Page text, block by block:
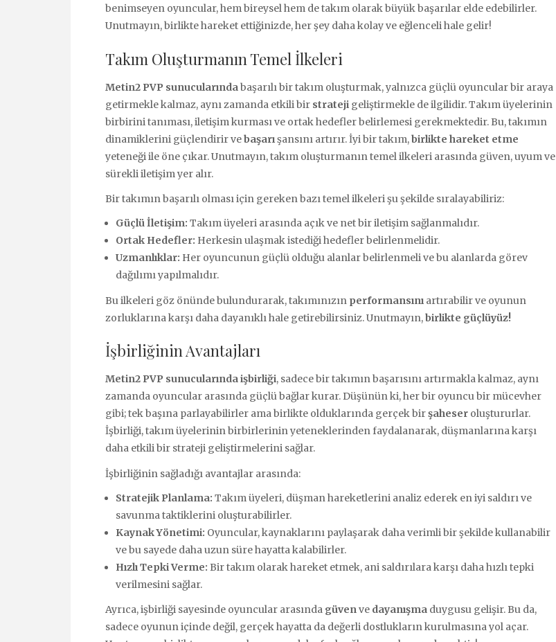
benimseyen oyuncular, hem bireysel hem de takım olarak büyük başarılar elde edebilirler.
Unutmayın, birlikte hareket ettiğinizde, her şey daha kolay ve eğlenceli hale gelir!
Takım Oluşturmanın Temel İlkeleri
Metin2 PVP sunucularındabaşarılı bir takım oluşturmak, yalnızca güçlü oyuncular bir araya
getirmekle kalmaz, aynı zamanda etkili bir strateji geliştirmekle de ilgilidir. Takım üyelerinin
birbirini tanıması, iletişim kurması ve ortak hedefler belirlemesi gerekmektedir. Bu, takımın
dinamiklerini güçlendirir vebaşarışansını artırır. İyi bir takım,birlikte hareket etme
yeteneği ile öne çıkar. Unutmayın, takım oluşturmanın temel ilkeleri arasında güven, uyum ve
sürekli iletişim yer alır.
Bir takımın başarılı olması için gereken bazı temel ilkeleri şu şekilde sıralayabiliriz:
Güçlü İletişim: Takım üyeleri arasında açık ve net bir iletişim sağlanmalıdır.
Ortak Hedefler: Herkesin ulaşmak istediği hedefler belirlenmelidir.
Uzmanlıklar: Her oyuncunun güçlü olduğu alanlar belirlenmeli ve bu alanlarda görev
dağılımı yapılmalıdır.
Bu ilkeleri göz önünde bulundurarak, takımınızın performansını artırabilir ve oyunun
zorluklarına karşı daha dayanıklı hale getirebilirsiniz. Unutmayın,birlikte güçlüyüz!
İşbirliğinin Avantajları
Metin2 PVP sunucularında işbirliği, sadece bir takımın başarısını artırmakla kalmaz, aynı
zamanda oyuncular arasında güçlü bağlar kurar. Düşünün ki, her bir oyuncu bir mücevher
gibi; tek başına parlayabilirler ama birlikte olduklarında gerçek birşaheser oluştururlar.
İşbirliği, takım üyelerinin birbirlerinin yeteneklerinden faydalanarak, düşmanlarına karşı
daha etkili bir strateji geliştirmelerini sağlar.
İşbirliğinin sağladığı avantajlar arasında:
Stratejik Planlama: Takım üyeleri, düşman hareketlerini analiz ederek en iyi saldırı ve
savunma taktiklerini oluşturabilirler.
Kaynak Yönetimi: Oyuncular, kaynaklarını paylaşarak daha verimli bir şekilde kullanabilir
ve bu sayede daha uzun süre hayatta kalabilirler.
Hızlı Tepki Verme: Bir takım olarak hareket etmek, ani saldırılara karşı daha hızlı tepki
verilmesini sağlar.
Ayrıca, işbirliği sayesinde oyuncular arasında güvenve dayanışma duygusu gelişir. Bu da,
sadece oyunun içinde değil, gerçek hayatta da değerli dostlukların kurulmasına yol açar.